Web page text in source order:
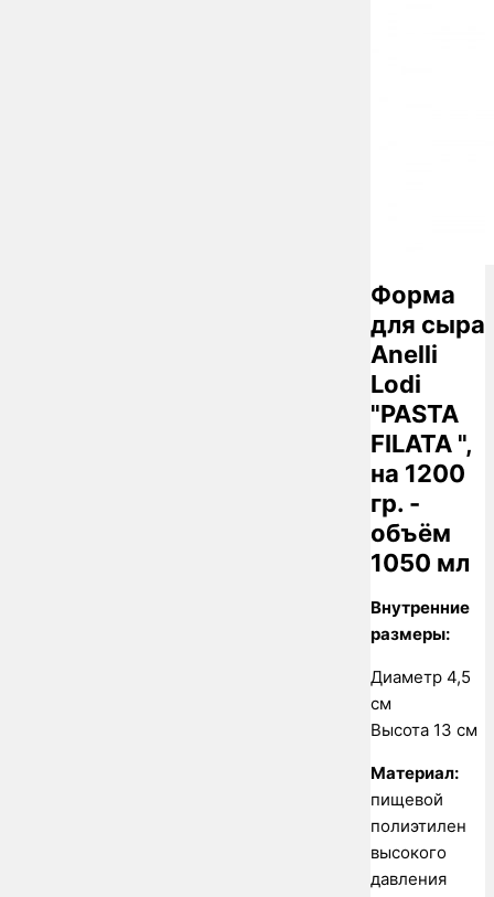
Форма
для сыра
Anelli
Lodi
"PASTA
FILATA ",
на 1200
гр. -
объём
1050 мл
Внутренние
размеры:
Диаметр 4,5
см
Высота 13 см
Материал:
пищевой
полиэтилен
высокого
давления